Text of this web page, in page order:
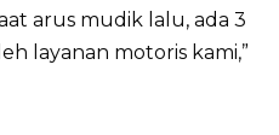
arus mudik lalu, ada 3
layanan motoris kami,”